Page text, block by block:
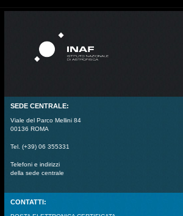
SEDE CENTRALE:
Viale del Parco Mellini 84
00136 ROMA
Tel. (+39) 06 355331
Telefoni e indirizzi
della sede centrale
CONTATTI: